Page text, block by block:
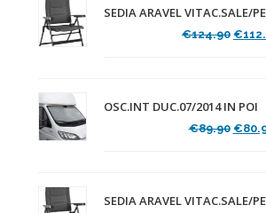
SEDIA ARAVEL VITAC.SALE/
€124.90 Il
€
OSC.INT DUC.07/2014 IN POI
€89.90 Il
€
SEDIA ARAVEL VITAC.SALE/